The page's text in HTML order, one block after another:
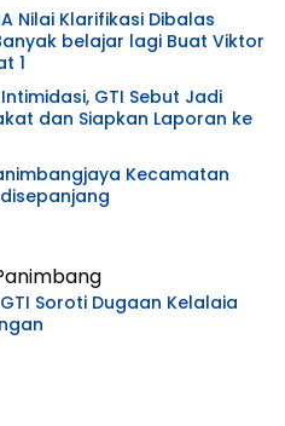
Nilai Klarifikasi Dibalas
belajar lagi Buat Viktor
1
GTI Sebut Jadi
dan Siapkan Laporan ke
Kecamatan
Soroti Dugaan Kelalaia